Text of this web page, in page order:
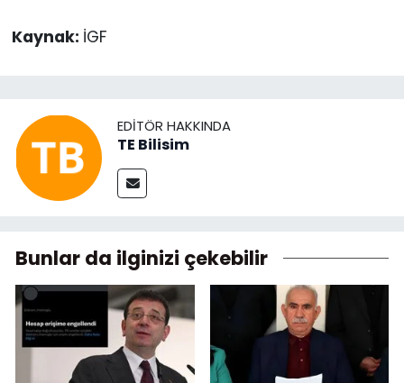
Kaynak: İGF
EDITÖR HAKKINDA
TE Bilisim
Bunlar da ilginizi çekebilir